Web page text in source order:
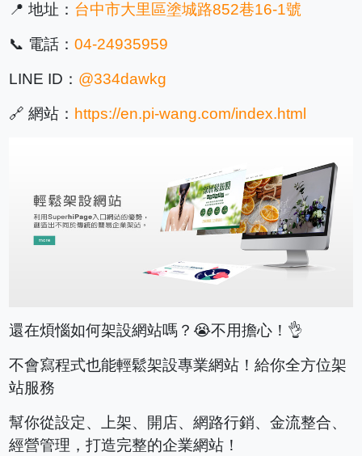
📍 地址： 台中市大里區塗城路852巷16-1號
📞 電話：04-24935959
LINE ID： @334dawkg
🔗 網站： https://en.pi-wang.com/index.html
還在煩惱如何架設網站嗎？😭不用擔心！👌
不會寫程式也能輕鬆架設專業網站！給你全方位架
站服務
幫你從設定、上架、開店、網路行銷、金流整合、
經營管理，打造完整的企業網站！